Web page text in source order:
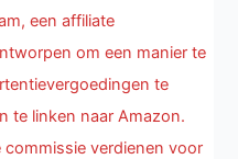
een affiliate
om een manier te
te
te linken naar Amazon.
commissie verdienen voor